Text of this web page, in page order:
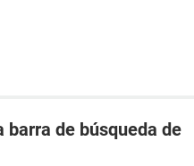
barra de búsqueda de